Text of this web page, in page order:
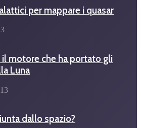
per mappare i quasar
il motore che ha portato gli
Luna
dallo spazio?